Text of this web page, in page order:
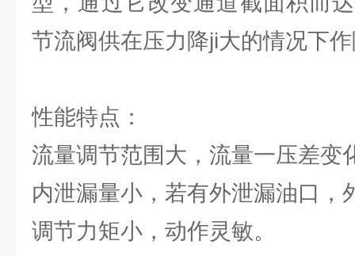
节流阀供在压力降ji大的情况下
性能特点：
流量调节范围大，流量一压差变
内泄漏量小，若有外泄漏油口，
调节力矩小，动作灵敏。